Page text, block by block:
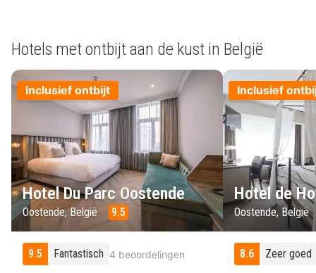
Hotels met ontbijt aan de kust in België
Inclusief ontbijt
Hotel Du Parc Oostende
Oostende, België 9.5
9.5 Fantastisch 4 beoordelingen
Inclusief
Hotel de
Oostende, België
8.6 Zeer goed